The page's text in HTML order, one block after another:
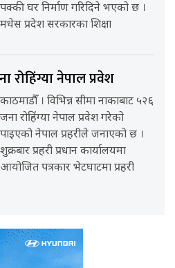
पक्की घर निर्माण गरिदिने भएको छ ।
मधेस प्रदेश सरकारका शिक्षा
रोहिंग्या नेपाल प्रवेश
काठमाडौँ । विभिन्न सीमा नाकाबाट ५२६
जना रोहिंग्या नेपाल प्रवेश गरेको
पाइएको नेपाल प्रहरीले जनाएको छ ।
शुक्रबार प्रहरी प्रधान कार्यालयमा
आयोजित पत्रकार भेटघाटमा प्रहरी